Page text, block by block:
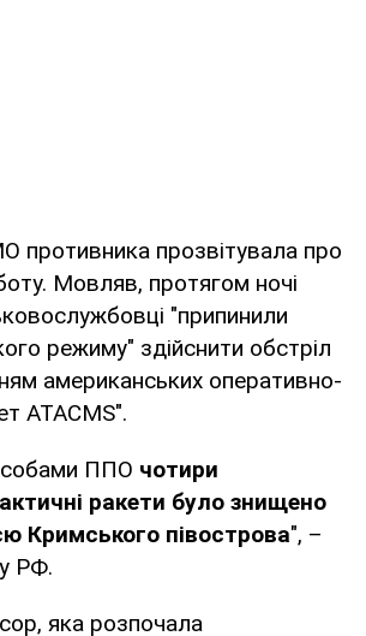
противника прозвітувала про
Мовляв, протягом ночі
"припинили
режиму" здійснити обстріл
американських оперативно-
ATACMS".
ППО чотири
ракети було знищено
Кримського півострова", –
РФ.
яка розпочала